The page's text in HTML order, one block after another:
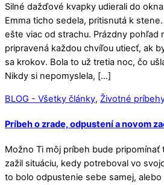
Silné dažďové kvapky udierali do
Emma ticho sedela, pritisnutá k
ešte viac od strachu. Prázdny pohľad
pripravená každou chvíľou utiecť, ak
sa krokov. Bola to už tretia noc, čo
Nikdy si nepomyslela, […]
BLOG - Všetky články, Životné
Príbeh o zrade, odpustení a novom
Možno Ti môj príbeh bude pripomínať
zažil situáciu, kedy potreboval vo
to bolo odpustenie sebe samej,